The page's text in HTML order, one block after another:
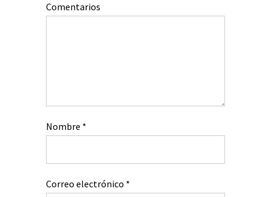
Comentarios
Nombre *
Correo electrónico *